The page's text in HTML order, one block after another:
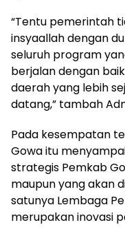
“Tentu pemerintah
insyaallah dengan
seluruh program
berjalan dengan
daerah yang lebih
datang,” tambah
Pada kesempatan
Gowa itu
strategis Pemkab
maupun yang akan
satunya Lembaga
merupakan inovasi